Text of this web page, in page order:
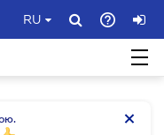
RU